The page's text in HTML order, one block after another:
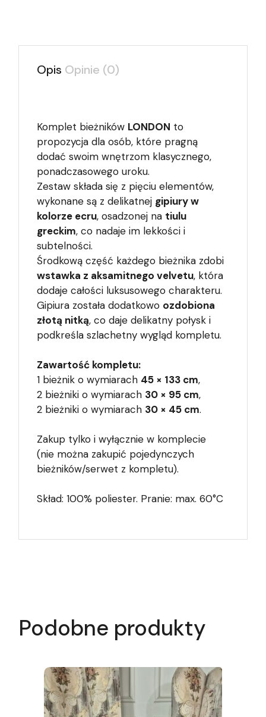
Opis Opinie (0)
Komplet bieżników LONDON to
propozycja dla osób, które pragną
dodać swoim wnętrzom klasycznego,
ponadczasowego uroku.
Zestaw składa się z pięciu elementów,
wykonane są z delikatnej gipiury w
kolorze ecru, osadzonej na tiulu
greckim, co nadaje im lekkości i
subtelności.
Środkową część każdego bieżnika zdobi
wstawka z aksamitnego velvetu, która
dodaje całości luksusowego charakteru.
Gipiura została dodatkowo ozdobiona
złotą nitką, co daje delikatny połysk i
podkreśla szlachetny wygląd kompletu.
Zawartość kompletu:
1 bieżnik o wymiarach 45 × 133 cm,
2 bieżniki o wymiarach 30 × 95 cm,
2 bieżniki o wymiarach 30 × 45 cm.
Zakup tylko i wyłącznie w komplecie
(nie można zakupić pojedynczych
bieżników/serwet z kompletu).
Skład: 100% poliester. Pranie: max. 60°C
Podobne produkty